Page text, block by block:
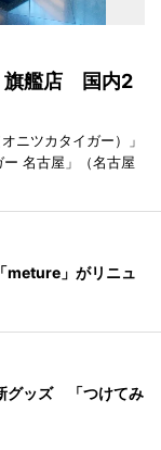
旗艦店 国内2
ニツカタイガー）」
名古屋」（名古屋
meture」がリニュ
グッズ 「つけてみ